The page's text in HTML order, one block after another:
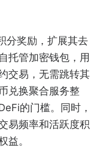
分奖励，扩展其去
托管加密钱包，用
交易，无需跳转其
兑换聚合服务整
的门槛。同时，
易频率和活跃度积
益。